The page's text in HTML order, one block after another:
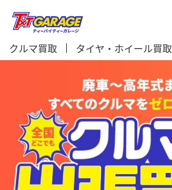
クルマ買取 タイヤ・ホイール買取